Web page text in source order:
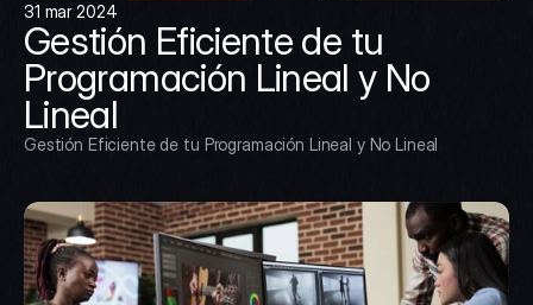
31 mar 2024
Gestión Eficiente de tu
Programación Lineal y No
Lineal
Gestión Eficiente de tu Programación Lineal y No Lineal